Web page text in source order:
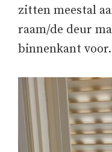
zitten meestal
raam/de deur
binnenkant voor.